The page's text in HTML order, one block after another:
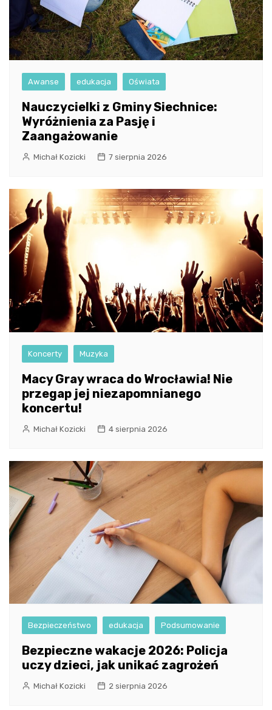
Awanse edukacja Oświata
Nauczycielki z Gminy Siechnice:
Wyróżnienia za Pasję i
Zaangażowanie
Michał Kozicki 7 sierpnia 2026
Koncerty Muzyka
Macy Gray wraca do Wrocławia! Nie
przegap jej niezapomnianego
koncertu!
Michał Kozicki 4 sierpnia 2026
Bezpieczeństwo edukacja Podsumowanie
Bezpieczne wakacje 2026: Policja
uczy dzieci, jak unikać zagrożeń
Michał Kozicki 2 sierpnia 2026